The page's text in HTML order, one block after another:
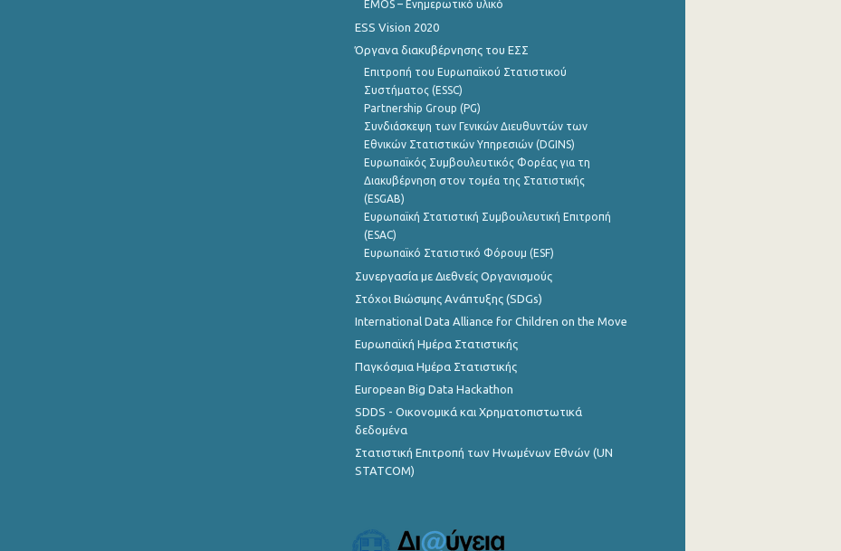
EMOS – Ενημερωτικό υλικό
ESS Vision 2020
Όργανα διακυβέρνησης του ΕΣΣ
Επιτροπή του Ευρωπαϊκού Στατιστικού
Συστήματος (ESSC)
Partnership Group (PG)
Συνδιάσκεψη των Γενικών Διευθυντών των
Εθνικών Στατιστικών Υπηρεσιών (DGINS)
Ευρωπαϊκός Συμβουλευτικός Φορέας για τη
Διακυβέρνηση στον τομέα της Στατιστικής
(ESGAB)
Ευρωπαϊκή Στατιστική Συμβουλευτική Επιτροπή
(ESAC)
Ευρωπαϊκό Στατιστικό Φόρουμ (ESF)
Συνεργασία με Διεθνείς Οργανισμούς
Στόχοι Βιώσιμης Ανάπτυξης (SDGs)
International Data Alliance for Children on the Move
Ευρωπαϊκή Ημέρα Στατιστικής
Παγκόσμια Ημέρα Στατιστικής
European Big Data Hackathon
SDDS - Οικονομικά και Χρηματοπιστωτικά
δεδομένα
Στατιστική Επιτροπή των Ηνωμένων Εθνών (UN
STATCOM)